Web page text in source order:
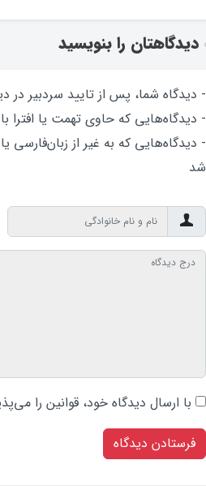
دیدگاهتان را بنویسید
- دیدگاه شما، پس از تایید سردبیر در
- دیدگاه‌هایی که حاوی تهمت یا افترا
- دیدگاه‌هایی که به غیر از زبان‌فارسی
شد
با ارسال دیدگاه‌ خود، قوانین را